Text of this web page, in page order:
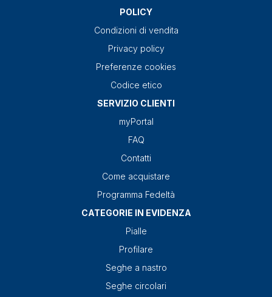
POLICY
Condizioni di vendita
Privacy policy
Preferenze cookies
Codice etico
SERVIZIO CLIENTI
myPortal
FAQ
Contatti
Come acquistare
Programma Fedeltà
CATEGORIE IN EVIDENZA
Pialle
Profilare
Seghe a nastro
Seghe circolari